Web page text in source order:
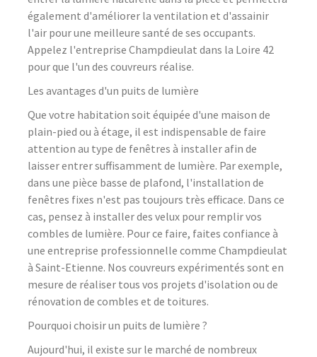
également d'améliorer la ventilation et d'assainir
l'air pour une meilleure santé de ses occupants.
Appelez l'entreprise Champdieulat dans la Loire 42
pour que l'un des couvreurs réalise.
Les avantages d'un puits de lumière
Que votre habitation soit équipée d'une maison de
plain-pied ou à étage, il est indispensable de faire
attention au type de fenêtres à installer afin de
laisser entrer suffisamment de lumière. Par exemple,
dans une pièce basse de plafond, l'installation de
fenêtres fixes n'est pas toujours très efficace. Dans ce
cas, pensez à installer des velux pour remplir vos
combles de lumière. Pour ce faire, faites confiance à
une entreprise professionnelle comme Champdieulat
à Saint-Etienne. Nos couvreurs expérimentés sont en
mesure de réaliser tous vos projets d'isolation ou de
rénovation de combles et de toitures.
Pourquoi choisir un puits de lumière ?
Aujourd'hui, il existe sur le marché de nombreux